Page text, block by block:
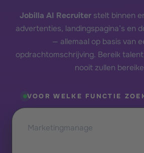
Jobilla AI Recruiter stelt binnen
advertenties, landingspagina’s en
— allemaal op basis van
opdrachtomschrijving. Bereik
nooit zullen
VOOR WELKE FUNCTIE